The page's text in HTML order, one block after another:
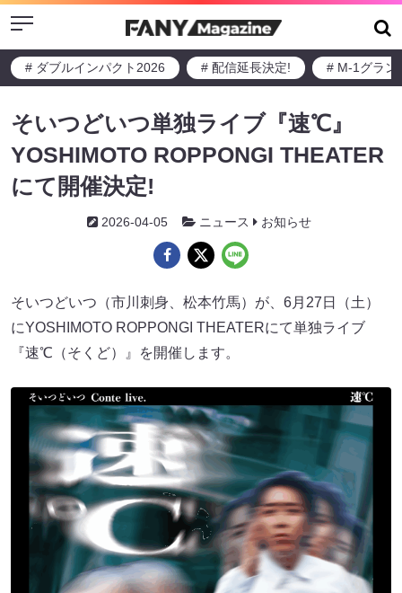
Menu
# ダブルインパクト2026 # 配信延長決定! # M-1グラン
そいつどいつ単独ライブ『速℃』
YOSHIMOTO ROPPONGI THEATER
にて開催決定!
2026-04-05 ニュース お知らせ
そいつどいつ（市川刺身、松本竹馬）が、6月27日（土）
にYOSHIMOTO ROPPONGI THEATERにて単独ライブ
『速℃（そくど）』を開催します。